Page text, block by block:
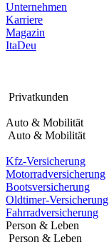
Unternehmen
Karriere
Magazin
ItaDeu
Privatkunden
Auto & Mobilität
Auto & Mobilität
Kfz-Versicherung
Motorradversicherung
Bootsversicherung
Oldtimer-Versicherung
Fahrradversicherung
Person & Leben
Person & Leben